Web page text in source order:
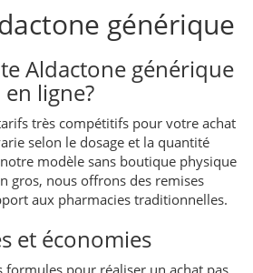
générique
Aldactone générique
en ligne?
très compétitifs pour votre achat
selon le dosage et la quantité
modèle sans boutique physique
gros, nous offrons des remises
aux pharmacies traditionnelles.
et économies
formules pour réaliser un achat pas